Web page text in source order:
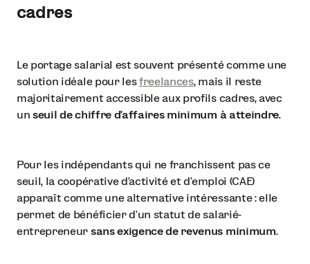
cadres
Le portage salarial est souvent présenté comme une
solution idéale pour lesfreelances, mais il reste
majoritairement accessible aux profils cadres, avec
unseuil de chiffre d’affaires minimum à atteindre.
Pour les indépendants qui ne franchissent pas ce
seuil, la coopérative d’activité et d’emploi (CAE)
apparaît comme une alternative intéressante : elle
permet de bénéficier d’un statut de salarié-
entrepreneur sans exigence de revenus minimum.